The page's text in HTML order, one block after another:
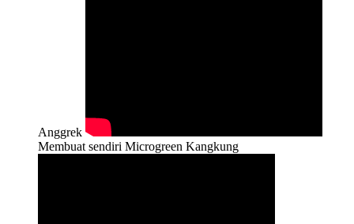
Anggrek
Membuat sendiri Microgreen Kangkung